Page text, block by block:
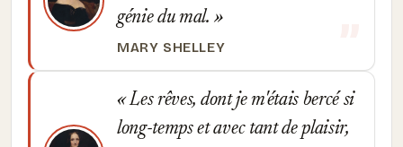
génie du mal.
MARY SHELLEY
Les rêves, dont je m'étais bercé si
long-temps et avec tant de plaisir,